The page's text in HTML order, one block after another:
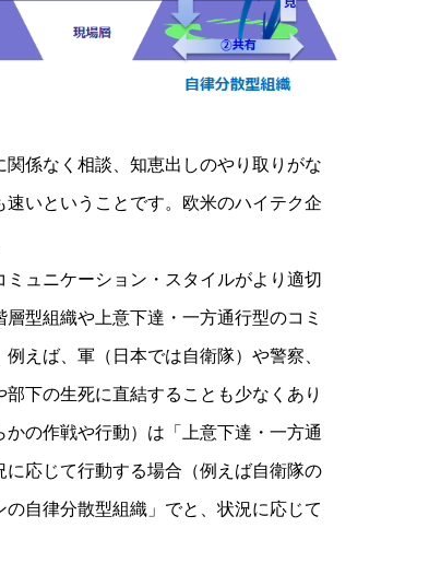
係なく相談、知恵出しのやり取りがな
いということです。欧米のハイテク企
ュニケーション・スタイルがより適切
型組織や上意下達・一方通行型のコミ
えば、軍（日本では自衛隊）や警察、
下の生死に直結することも少なくあり
の作戦や行動）は「上意下達・一方通
応じて行動する場合（例えば自衛隊の
自律分散型組織」でと、状況に応じて